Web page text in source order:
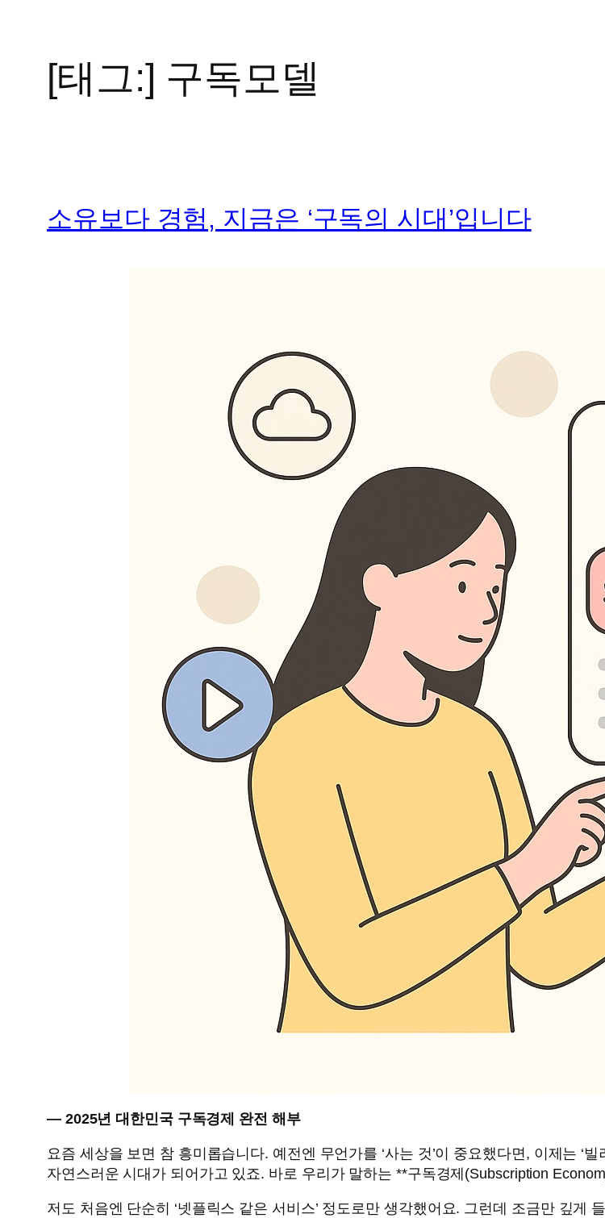
[태그:] 구독모델
소유보다 경험, 지금은 ‘구독의 시대’입니다
— 2025년 대한민국 구독경제 완전 해부
요즘 세상을 보면 참 흥미롭습니다. 예전엔 무언가를 ‘사는 것’이 중요했다면, 이제는 ‘빌
자연스러운 시대가 되어가고 있죠. 바로 우리가 말하는 **구독경제(Subscription
저도 처음엔 단순히 ‘넷플릭스 같은 서비스’ 정도로만 생각했어요. 그런데 조금만 깊게